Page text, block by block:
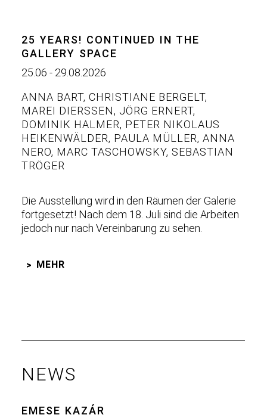
25 YEARS! CONTINUED IN THE
GALLERY SPACE
25.06 - 29.08.2026
ANNA BART, CHRISTIANE BERGELT,
MAREI DIERSSEN
, JÖRG ERNERT,
DOMINIK HALMER, PETER NIKOLAUS
HEIKENWÄLDER, PAULA MÜLLER, ANNA
NERO, MARC TASCHOWSKY, SEBASTIAN
TRÖGER
Die Ausstellung wird in den Räumen der Galerie
fortgesetzt! Nach dem 18. Juli sind die Arbeiten
jedoch nur nach Vereinbarung zu sehen.
MEHR
NEWS
EMESE KAZÁR